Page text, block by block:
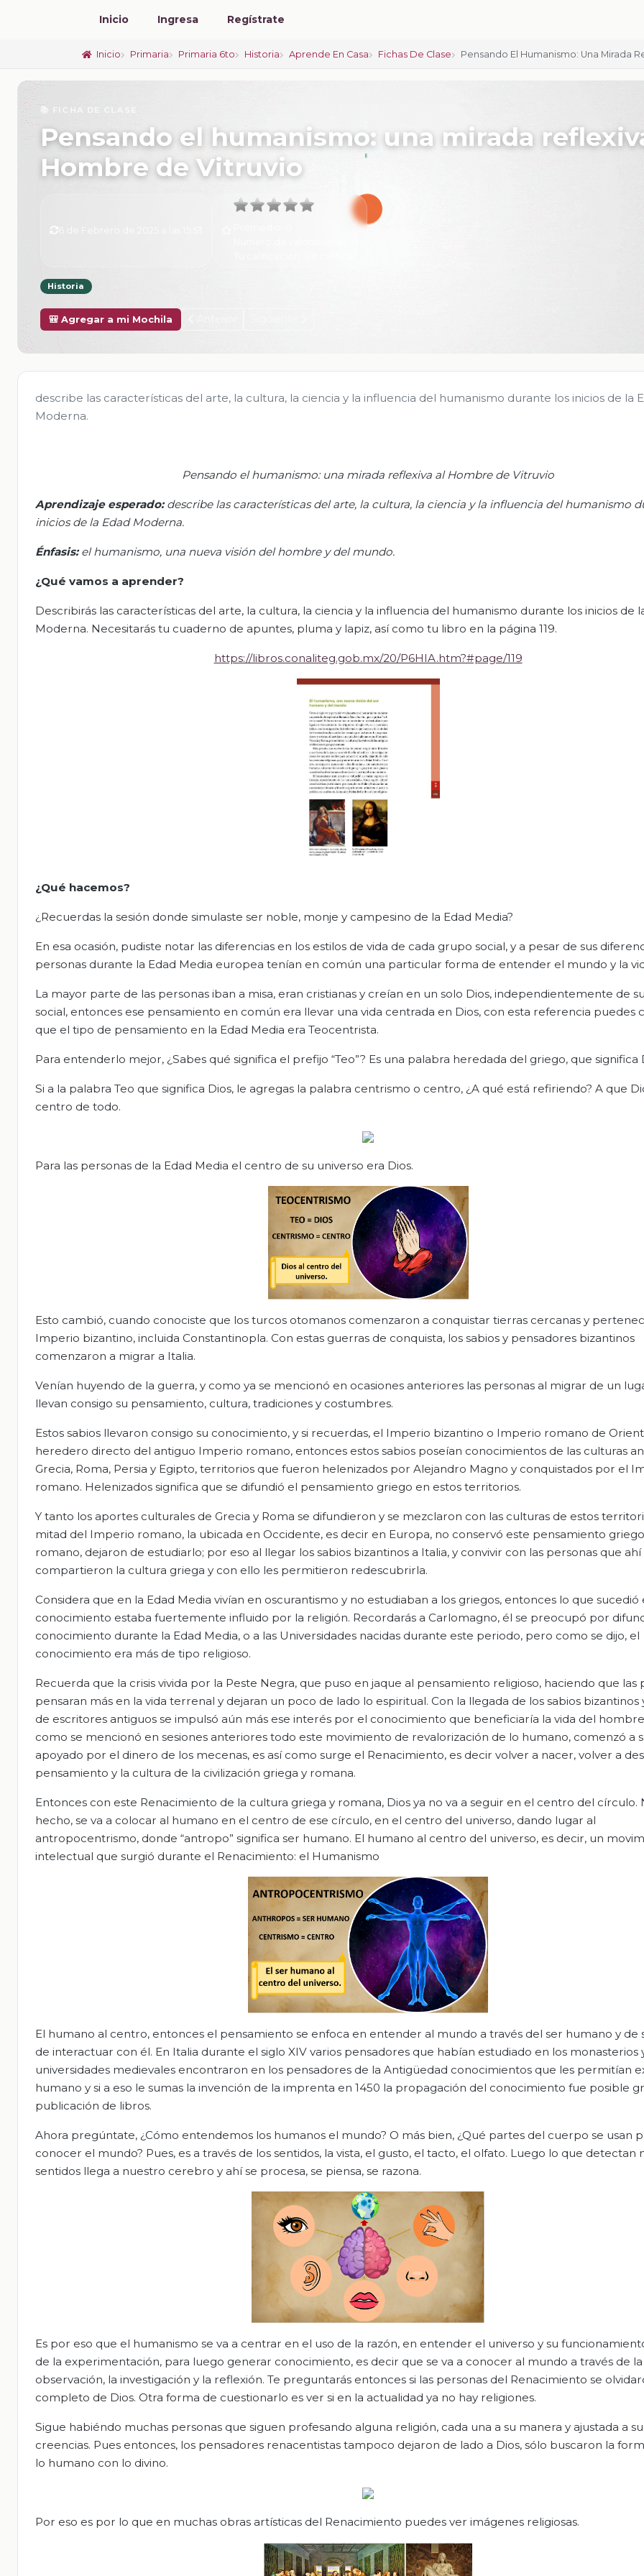
Inicio Ingresa Regístrate
Inicio Primaria Primaria 6to Historia Aprende En Casa Fichas De Clase Pensando El Humanismo: Una Mirada
📚 FICHA DE CLASE
Pensando el humanismo: una mirada
Hombre de Vitruvio
Historia
🎒 Agregar a mi Mochila
describe las características del arte, la cultura, la ciencia y la influencia del humanismo durante los inicios de la
Moderna.
Pensando el humanismo: una mirada reflexiva al Hombre de Vitruvio
Aprendizajeesperado: describe las características del arte, la cultura, la ciencia y la influencia del humanismo
inicios de la Edad Moderna.
Énfasis: el humanismo, una nueva visión del hombre y del mundo.
¿Qué vamos a aprender?
Describirás las características del arte, la cultura, la ciencia y la influencia del humanismo durante los inicios de
Moderna. Necesitarás tu cuaderno de apuntes, pluma y lapiz, así como tu libro en la página 119.
https://libros.conaliteg.gob.mx/20/P6HIA.htm?#page/119
¿Qué hacemos?
¿Recuerdas la sesión donde simulaste ser noble, monje y campesino de la Edad Media?
En esa ocasión, pudiste notar las diferencias en los estilos de vida de cada grupo social, y a pesar de sus
personas durante la Edad Media europea tenían en común una particular forma de entender el mundo y la
La mayor parte de las personas iban a misa, eran cristianas y creían en un solo Dios, independientemente de
social, entonces ese pensamiento en común era llevar una vida centrada en Dios, con esta referencia puedes
que el tipo de pensamiento en la Edad Media era Teocentrista.
Para entenderlo mejor, ¿Sabes qué significa el prefijo “Teo”? Es una palabra heredada del griego, que significa
Si a la palabra Teo que significa Dios, le agregas la palabra centrismo o centro, ¿A qué está refiriendo? A que
centro de todo.
Para las personas de la Edad Media el centro de su universo era Dios.
Esto cambió, cuando conociste que los turcos otomanos comenzaron a conquistar tierras cercanas y
Imperio bizantino, incluida Constantinopla. Con estas guerras de conquista, los sabios y pensadores bizantinos
comenzaron a migrar a Italia.
Venían huyendo de la guerra, y como ya se mencionó en ocasiones anteriores las personas al migrar de un
llevan consigo su pensamiento, cultura, tradiciones y costumbres.
Estos sabios llevaron consigo su conocimiento, y si recuerdas, el Imperio bizantino o Imperio romano de
heredero directo del antiguo Imperio romano, entonces estos sabios poseían conocimientos de las culturas
Grecia, Roma, Persia y Egipto, territorios que fueron helenizados por Alejandro Magno y conquistados por el
romano. Helenizados significa que se difundió el pensamiento griego en estos territorios.
Y tanto los aportes culturales de Grecia y Roma se difundieron y se mezclaron con las culturas de estos
mitad del Imperio romano, la ubicada en Occidente, es decir en Europa, no conservó este pensamiento
romano, dejaron de estudiarlo; por eso al llegar los sabios bizantinos a Italia, y convivir con las personas que ahí
compartieron la cultura griega y con ello les permitieron redescubrirla.
Considera que en la Edad Media vivían en oscurantismo y no estudiaban a los griegos, entonces lo que sucedió
conocimiento estaba fuertemente influido por la religión. Recordarás a Carlomagno, él se preocupó por
conocimiento durante la Edad Media, o a las Universidades nacidas durante este periodo, pero como se dijo, el
conocimiento era más de tipo religioso.
Recuerda que la crisis vivida por la Peste Negra, que puso en jaque al pensamiento religioso, haciendo que las
pensaran más en la vida terrenal y dejaran un poco de lado lo espiritual. Con la llegada de los sabios bizantinos
de escritores antiguos se impulsó aún más ese interés por el conocimiento que beneficiaría la vida del
como se mencionó en sesiones anteriores todo este movimiento de revalorización de lo humano, comenzó a
apoyado por el dinero de los mecenas, es así como surge el Renacimiento, es decir volver a nacer, volver a
pensamiento y la cultura de la civilización griega y romana.
Entonces con este Renacimiento de la cultura griega y romana, Dios ya no va a seguir en el centro del círculo.
hecho, se va a colocar al humano en el centro de ese círculo, en el centro del universo, dando lugar al
antropocentrismo, donde “antropo” significa ser humano. El humano al centro del universo, es decir, un
intelectual que surgió durante el Renacimiento: el Humanismo
El humano al centro, entonces el pensamiento se enfoca en entender al mundo a través del ser humano y de
de interactuar con él. En Italia durante el siglo XIV varios pensadores que habían estudiado en los monasterios
universidades medievales encontraron en los pensadores de la Antigüedad conocimientos que les permitían
humano y si a eso le sumas la invención de la imprenta en 1450 la propagación del conocimiento fue posible
publicación de libros.
Ahora pregúntate, ¿Cómo entendemos los humanos el mundo? O más bien, ¿Qué partes del cuerpo se usan
conocer el mundo? Pues, es a través de los sentidos, la vista, el gusto, el tacto, el olfato. Luego lo que detectan
sentidos llega a nuestro cerebro y ahí se procesa, se piensa, se razona.
Es por eso que el humanismo se va a centrar en el uso de la razón, en entender el universo y su
de la experimentación, para luego generar conocimiento, es decir que se va a conocer al mundo a través de la
observación, la investigación y la reflexión. Te preguntarás entonces si las personas del Renacimiento se
completo de Dios. Otra forma de cuestionarlo es ver si en la actualidad ya no hay religiones.
Sigue habiéndo muchas personas que siguen profesando alguna religión, cada una a su manera y ajustada a
creencias. Pues entonces, los pensadores renacentistas tampoco dejaron de lado a Dios, sólo buscaron la
lo humano con lo divino.
Por eso es por lo que en muchas obras artísticas del Renacimiento puedes ver imágenes religiosas.